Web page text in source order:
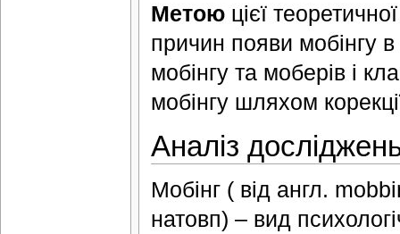
Метоюцієї
причин появи мобінгу в
мобінгу та моберів і
мобінгу шляхом
Аналіз
Мобінг ( від англ.
натовп) – вид